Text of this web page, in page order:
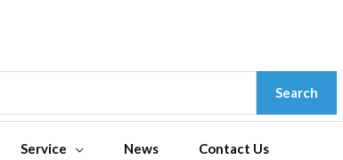
Search
Service News Contact Us